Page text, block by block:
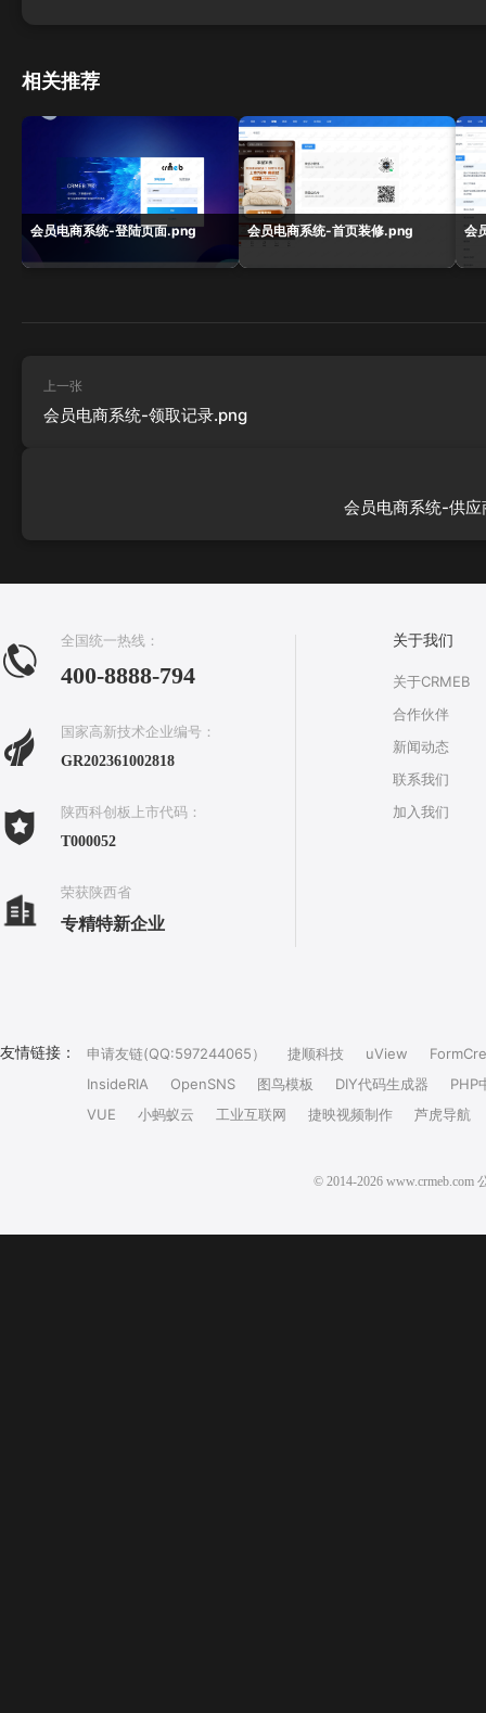
相关推荐
会员电商系统-登陆页面.png 会员电商系统-首页装修.png 会
上一张
会员电商系统-领取记录.png
会员电商系统-供
全国统一热线：
400-8888-794
国家高新技术企业编号：
GR202361002818
陕西科创板上市代码：
T000052
荣获陕西省
专精特新企业
关于我们
关于CRMEB
合作伙伴
新闻动态
联系我们
加入我们
友情链接： 申请友链(QQ:597244065） 捷顺科技 uView
InsideRIA
OpenSNS 图鸟模板 DIY代码生成器
PHP
VUE
小蚂蚁云 工业互联网 捷映视频制作 芦虎导航
© 2014-2026